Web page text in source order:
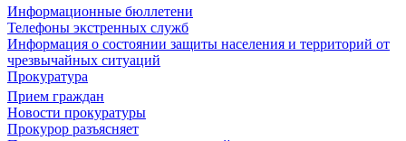
Информационные бюллетени
Телефоны экстренных служб
Информация о состоянии защиты населения и территорий от
чрезвычайных ситуаций
Прокуратура
Прием граждан
Новости прокуратуры
Прокурор разъясняет